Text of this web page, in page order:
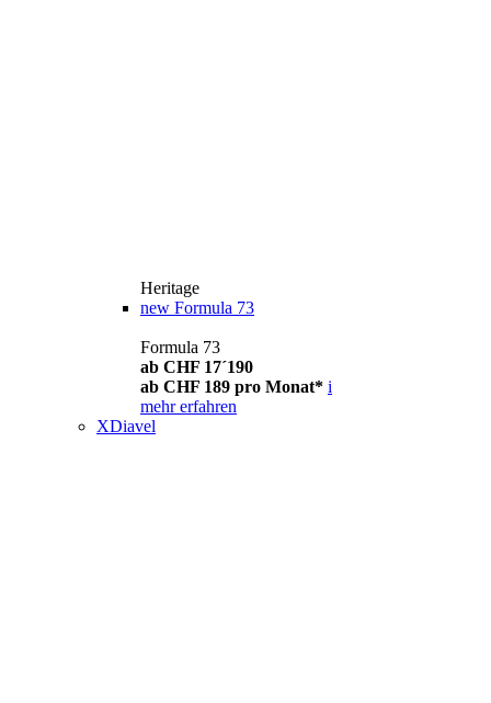
Heritage
new Formula 73
Formula 73
ab CHF 17´190
ab CHF 189 pro Monat* i
mehr erfahren
XDiavel